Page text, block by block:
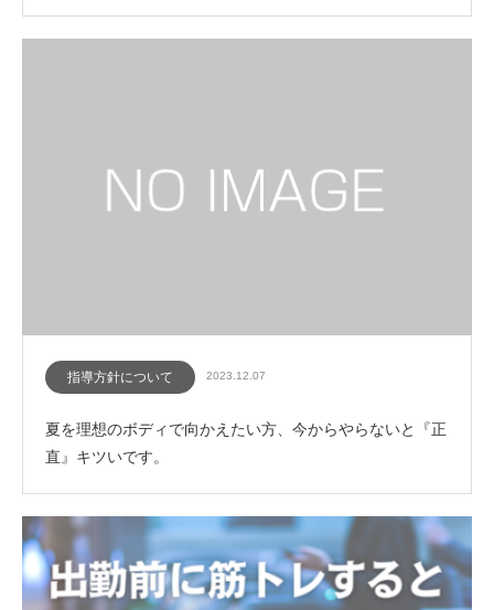
指導方針について 2023.12.07
夏を理想のボディで向かえたい方、今からやらないと『正
直』キツいです。